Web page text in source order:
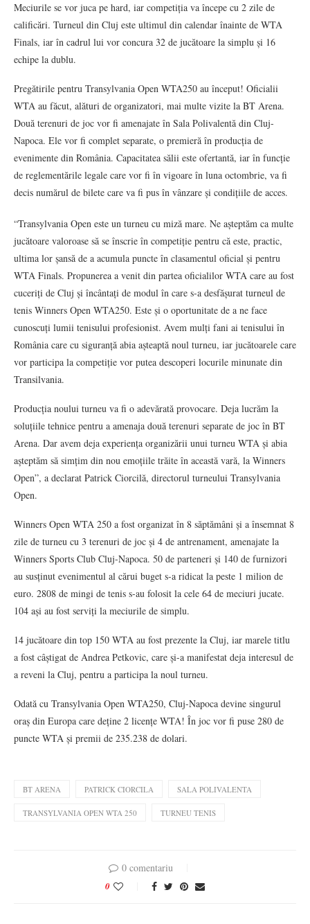
Meciurile se vor juca pe hard, iar competiția va începe cu 2 zile de
calificări. Turneul din Cluj este ultimul din calendar înainte de WTA
Finals, iar în cadrul lui vor concura 32 de jucătoare la simplu și 16
echipe la dublu.
Pregătirile pentru Transylvania Open WTA250 au început! Oficialii
WTA au făcut, alături de organizatori, mai multe vizite la BT Arena.
Două terenuri de joc vor fi amenajate în Sala Polivalentă din Cluj-
Napoca. Ele vor fi complet separate, o premieră în producția de
evenimente din România. Capacitatea sălii este ofertantă, iar în funcție
de reglementările legale care vor fi în vigoare în luna octombrie, va fi
decis numărul de bilete care va fi pus în vânzare și condițiile de acces.
“Transylvania Open este un turneu cu miză mare. Ne așteptăm ca multe
jucătoare valoroase să se înscrie în competiție pentru că este, practic,
ultima lor șansă de a acumula puncte în clasamentul oficial și pentru
WTA Finals. Propunerea a venit din partea oficialilor WTA care au fost
cuceriți de Cluj și încântați de modul în care s-a desfășurat turneul de
tenis Winners Open WTA250. Este și o oportunitate de a ne face
cunoscuți lumii tenisului profesionist. Avem mulți fani ai tenisului în
România care cu siguranță abia așteaptă noul turneu, iar jucătoarele care
vor participa la competiție vor putea descoperi locurile minunate din
Transilvania.
Producția noului turneu va fi o adevărată provocare. Deja lucrăm la
soluțiile tehnice pentru a amenaja două terenuri separate de joc în BT
Arena. Dar avem deja experiența organizării unui turneu WTA și abia
așteptăm să simțim din nou emoțiile trăite în această vară, la Winners
Open”, a declarat Patrick Ciorcilă, directorul turneului Transylvania
Open.
Winners Open WTA 250 a fost organizat în 8 săptămâni și a însemnat 8
zile de turneu cu 3 terenuri de joc și 4 de antrenament, amenajate la
Winners Sports Club Cluj-Napoca. 50 de parteneri și 140 de furnizori
au susținut evenimentul al cărui buget s-a ridicat la peste 1 milion de
euro. 2808 de mingi de tenis s-au folosit la cele 64 de meciuri jucate.
104 ași au fost serviți la meciurile de simplu.
14 jucătoare din top 150 WTA au fost prezente la Cluj, iar marele titlu
a fost câștigat de Andrea Petkovic, care și-a manifestat deja interesul de
a reveni la Cluj, pentru a participa la noul turneu.
Odată cu Transylvania Open WTA250, Cluj-Napoca devine singurul
oraș din Europa care deține 2 licențe WTA! În joc vor fi puse 280 de
puncte WTA și premii de 235.238 de dolari.
BT ARENA PATRICK CIORCILA SALA POLIVALENTA
TRANSYLVANIA OPEN WTA 250 TURNEU TENIS
0 comentariu
0